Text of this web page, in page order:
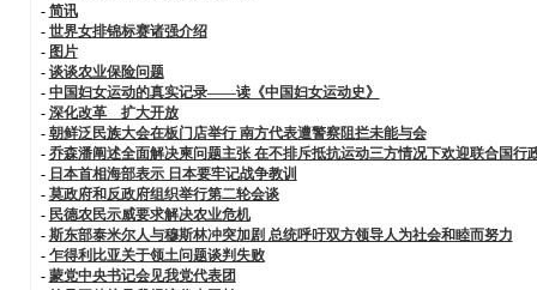
- 简讯
- 世界女排锦标赛诸强介绍
- 图片
- 谈谈农业保险问题
- 中国妇女运动的真实记录——读《中国妇女运动史》
- 深化改革 扩大开放
- 朝鲜泛民族大会在板门店举行 南方代表遭警察阻拦未能与会
- 乔森潘阐述全面解决柬问题主张 在不排斥抵抗运动三方情况下欢迎联合国行
- 日本首相海部表示 日本要牢记战争教训
- 莫政府和反政府组织举行第二轮会谈
- 民德农民示威要求解决农业危机
- 斯东部泰米尔人与穆斯林冲突加剧 总统呼吁双方领导人为社会和睦而努力
- 乍得利比亚关于领土问题谈判失败
- 蒙党中央书记会见我党代表团